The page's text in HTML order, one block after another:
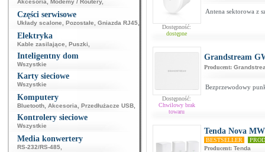
Akcesoria Modemy / Routery,
Części serwisowe
Układy scalone Pozostałe Gniazda RJ45
Elektryka
Kable zasilające Puszki
Inteligentny dom
Wszystkie
Karty sieciowe
Wszystkie
Komputery
Bluetooth Akcesoria Przedłużacze USB
Kontrolery sieciowe
Wszystkie
Media konwertery
RS-232/RS-485
Dostępność:
dostępne
Antena sektorowa z
Dostępność:
Chwilowy brak
towaru
Grandstream
Producent:
Bezprzewodowy
Tenda Nova
BESTSELLER
Producent: Tenda